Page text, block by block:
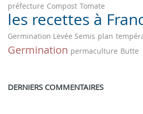
préfecture Compost Tomate
les recettes à
Germination Levée Semis plan
Germination permaculture Butte
DERNIERS COMMENTAIRES